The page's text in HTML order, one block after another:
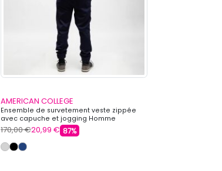
AMERICAN COLLEGE
Ensemble de survetement veste zippée
avec capuche et jogging Homme
AMERICAN COLLEGE
170,00 €20,99 € 87%